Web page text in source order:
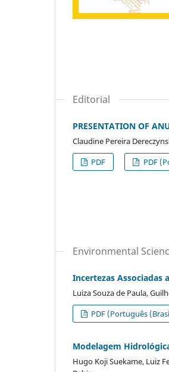
Editorial
PRESENTATION OF
Claudine Pereira
PDF
PDF
Environmental
Incertezas Associadas
Luiza Souza de Paula,
PDF (Português
Modelagem
Hugo Koji Suekame, Luiz